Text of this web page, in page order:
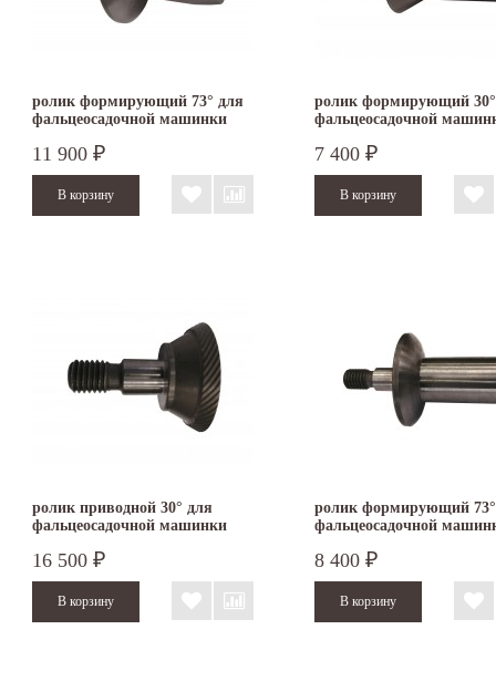
ролик формирующий 73° для
фальцеосадочной машинки
11 900 ₽
ролик формирующий
фальцеосадочной
7 400 ₽
ролик приводной 30° для
фальцеосадочной машинки
16 500 ₽
ролик формирующий
фальцеосадочной
8 400 ₽